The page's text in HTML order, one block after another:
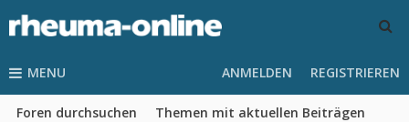
MENU
Foren durchsuchen Themen mit aktuellen Beiträgen
ANMELDEN REGISTRIEREN